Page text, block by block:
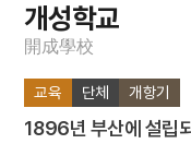
7
명량대첩
8 물레방아
개성학교
開成學校
교육 단체 개항기
1896년 부산에 설립